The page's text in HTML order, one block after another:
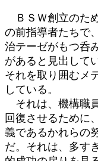
ＢＳＷ創立のた
の前指導者たちで
治テーゼがもつ呑
があると見出して
それを取り囲むメ
している。
それは、機構職
回復させるために
義であるかれらの
だ。それは、多す